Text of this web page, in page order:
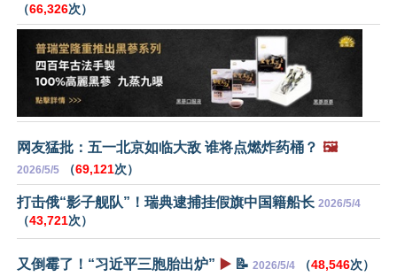
（66,326次）
网友猛批：五一北京如临大敌 谁将点燃炸药桶？ 🖼️
2026/5/5 （69,121次）
打击俄“影子舰队”！瑞典逮捕挂假旗中国籍船长 2026/5/4
（43,721次）
又倒霉了！“习近平三胞胎出炉” ▶️ 📝 2026/5/4 （48,546次）